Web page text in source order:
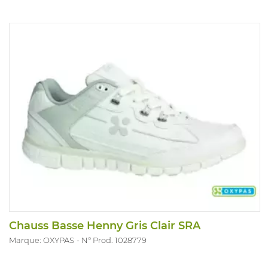
Chauss Basse Henny Gris Clair SRA
Marque: OXYPAS N° Prod. 1028779